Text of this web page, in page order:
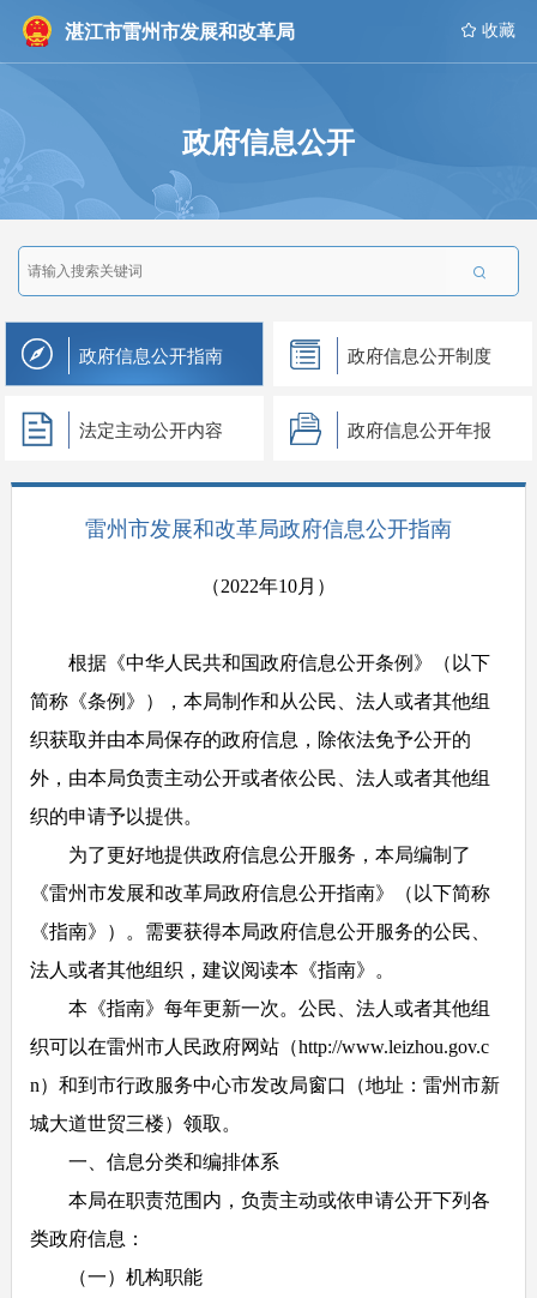
湛江市雷州市发展和改革局  收藏
政府信息公开

政府信息公开指南 政府信息公开制度
法定主动公开内容 政府信息公开年报
雷州市发展和改革局政府信息公开指南
（2022年10月）
根据《中华人民共和国政府信息公开条例》（以下
简称《条例》），本局制作和从公民、法人或者其他组
织获取并由本局保存的政府信息，除依法免予公开的
外，由本局负责主动公开或者依公民、法人或者其他组
织的申请予以提供。
为了更好地提供政府信息公开服务，本局编制了
《雷州市发展和改革局政府信息公开指南》（以下简称
《指南》）。需要获得本局政府信息公开服务的公民、
法人或者其他组织，建议阅读本《指南》。
本《指南》每年更新一次。公民、法人或者其他组
织可以在雷州市人民政府网站（http://www.leizhou.gov.c
n）和到市行政服务中心市发改局窗口（地址：雷州市新
城大道世贸三楼）领取。
一、信息分类和编排体系
本局在职责范围内，负责主动或依申请公开下列各
类政府信息：
（一）机构职能